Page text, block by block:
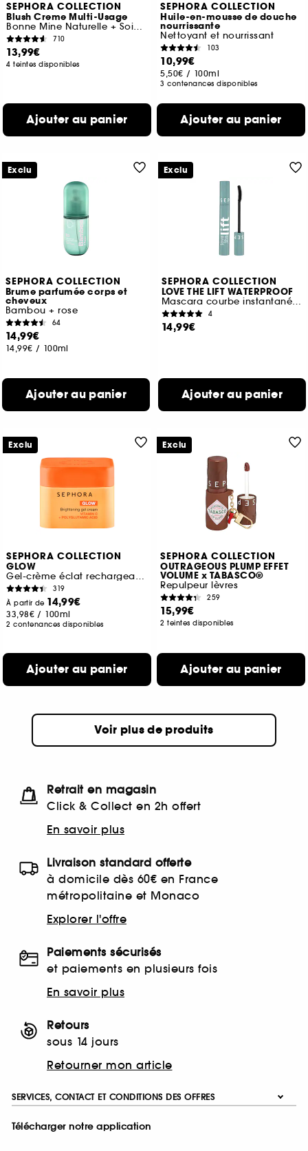
SEPHORA COLLECTION
Blush Creme Multi-Usage
Bonne Mine Naturelle + Soin Anti-Teint Terne
710
13,99€
4 teintes disponibles
Ajouter au panier
SEPHORA COLLECTION
Huile-en-mousse de douche
nourrissante
Nettoyant et nourrissant
103
10,99€
5,50€ / 100ml
3 contenances disponibles
Ajouter au panier
SEPHORA COLLECTION
Brume parfumée corps et
cheveux
Bambou + rose
64
14,99€
14,99€ / 100ml
Ajouter au panier
Exclu
SEPHORA COLLECTION
LOVE THE LIFT WATERPROOF
Mascara courbe instantanée et volume lifté
4
14,99€
Ajouter au panier
Exclu
SEPHORA COLLECTION
GLOW
Gel-crème éclat rechargeable à la vitamine C et à l'acide polyglutamique
319
À partir de 14,99€
33,98€ / 100ml
2 contenances disponibles
Ajouter au panier
Exclu
SEPHORA COLLECTION
OUTRAGEOUS PLUMP EFFET
VOLUME x TABASCO®
Repulpeur lèvres
259
15,99€
2 teintes disponibles
Ajouter au panier
Exclu
Voir plus de produits
Retrait en magasin
Click & Collect en 2h offert
En savoir plus
Livraison standard offerte
à domicile dès 60€ en France
métropolitaine et Monaco
Explorer l'offre
Paiements sécurisés
et paiements en plusieurs fois
En savoir plus
Retours
sous 14 jours
Retourner mon article
SERVICES, CONTACT ET CONDITIONS DES OFFRES
Télécharger notre application